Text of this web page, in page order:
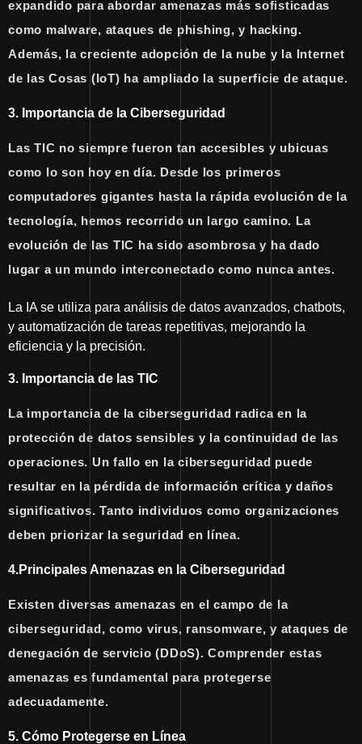
expandido para abordar amenazas más sofisticadas
como malware, ataques de phishing, y hacking.
Además, la creciente adopción de la nube y la Internet
de las Cosas (IoT) ha ampliado la superficie de ataque.
3. Importancia de la Ciberseguridad
Las TIC no siempre fueron tan accesibles y ubicuas
como lo son hoy en día. Desde los primeros
computadores gigantes hasta la rápida evolución de la
tecnología, hemos recorrido un largo camino. La
evolución de las TIC ha sido asombrosa y ha dado
lugar a un mundo interconectado como nunca antes.
La IA se utiliza para análisis de datos avanzados, chatbots,
y automatización de tareas repetitivas, mejorando la
eficiencia y la precisión.
3. Importancia de las TIC
La importancia de la ciberseguridad radica en la
protección de datos sensibles y la continuidad de las
operaciones. Un fallo en la ciberseguridad puede
resultar en la pérdida de información crítica y daños
significativos. Tanto individuos como organizaciones
deben priorizar la seguridad en línea.
4.Principales Amenazas en la Ciberseguridad
Existen diversas amenazas en el campo de la
ciberseguridad, como virus, ransomware, y ataques de
denegación de servicio (DDoS). Comprender estas
amenazas es fundamental para protegerse
adecuadamente.
5. Cómo Protegerse en Línea